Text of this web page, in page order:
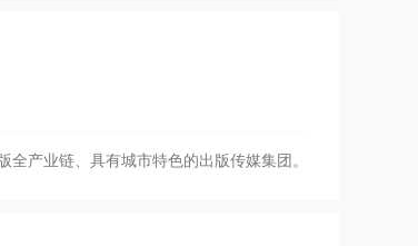
产业链、具有城市特色的出版传媒集团。